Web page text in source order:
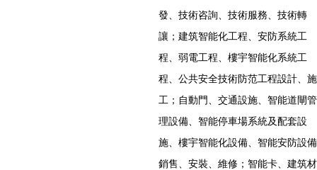
發、技術咨詢、技術服務、技術轉
讓；建筑智能化工程、安防系統工
程、弱電工程、樓宇智能化系統工
程、公共安全技術防范工程設計、施
工；自動門、交通設施、智能道閘管
理設備、智能停車場系統及配套設
施、樓宇智能化設備、智能安防設備
銷售、安裝、維修；智能卡、建筑材